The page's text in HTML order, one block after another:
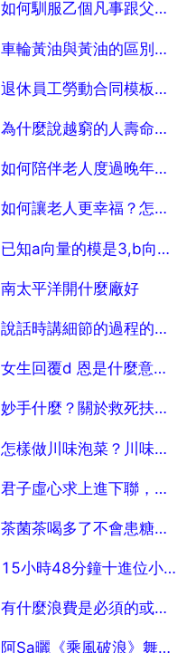
如何馴服乙個凡事跟父母對著幹的孩子？有什麼辦法？
2025-07-04 車輪黃油與黃油的區別，汽車上的黃油是什麼油？
2025-07-04 退休員工勞動合同模板大全
2025-07-04 為什麼說越窮的人壽命越長
2025-07-04 如何陪伴老人度過晚年時光
2025-07-04 如何讓老人更幸福？怎樣才會讓老人幸福
2025-07-04 已知a向量的模是3,b向量的模是2, a,d 是3分之 ,求 a b
2025-07-04
南太平洋開什麼廠好
2025-07-04 說話時講細節的過程的人有心理問題嗎？
2025-07-04 女生回覆d 恩是什麼意思？
2025-07-04 妙手什麼？關於救死扶傷的
2025-07-04 怎樣做川味泡菜？川味泡菜的製作方法
2025-07-04 君子虛心求上進下聯，完成對聯上聯 虛心促上進下聯
2025-07-04 茶菌茶喝多了不會患糖尿病嗎
2025-07-04 15小時48分鐘十進位小時折算時間
2025-07-04 有什麼浪費是必須的或者不可必免的？
2025-07-04 阿Sa曬《乘風破浪》舞臺靚照，粉色短夾克配，能否勾起觀眾青春回憶殺？